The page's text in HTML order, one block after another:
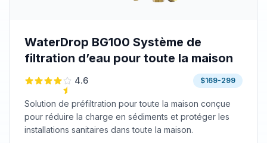
WaterDrop BG100 Système de
filtration d’eau pour toute la maison
4.6 $169-299
Solution de préfiltration pour toute la maison conçue
pour réduire la charge en sédiments et protéger les
installations sanitaires dans toute la maison.